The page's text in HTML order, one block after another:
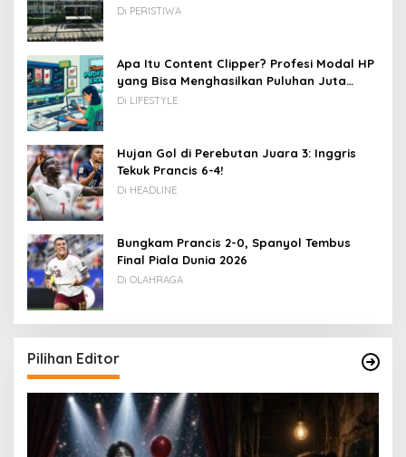
Di PERISTIWA
Apa Itu Content Clipper? Profesi Modal HP
yang Bisa Menghasilkan Puluhan Juta
Rupiah
Di LIFESTYLE
Hujan Gol di Perebutan Juara 3: Inggris
Tekuk Prancis 6-4!
Di HEADLINE
Bungkam Prancis 2-0, Spanyol Tembus
Final Piala Dunia 2026
Di OLAHRAGA
Pilihan Editor